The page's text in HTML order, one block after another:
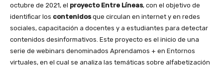
octubre de 2021, el proyecto Entre Líneas, con el objetivo de
identificar los contenidosque circulan en internet y en redes
sociales, capacitación a docentes y a estudiantes para detectar
contenidos desinformativos. Este proyecto es el inicio de una
serie de webinars denominados Aprendamos + en Entornos
virtuales, en el cual se analiza las temáticas sobre alfabetización